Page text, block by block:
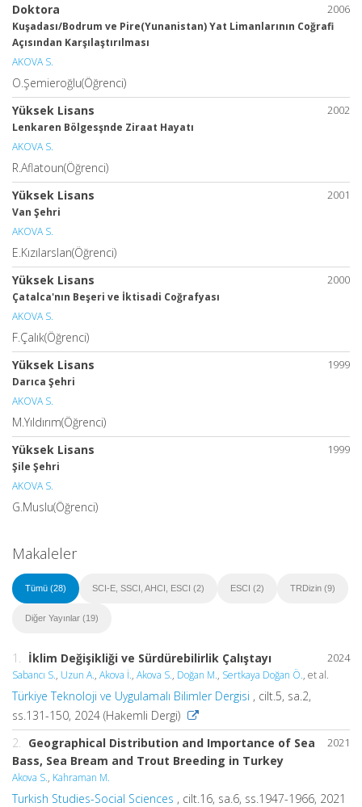
2006
Doktora
Kuşadası/Bodrum ve Pire(Yunanistan) Yat Limanlarının Coğrafi
Açısından Karşılaştırılması
AKOVA S.
O.Şemieroğlu(Öğrenci)
2002
Yüksek Lisans
Lenkaren Bölgesşnde Ziraat Hayatı
AKOVA S.
R.Aflatoun(Öğrenci)
2001
Yüksek Lisans
Van Şehri
AKOVA S.
E.Kızılarslan(Öğrenci)
2000
Yüksek Lisans
Çatalca'nın Beşeri ve İktisadi Coğrafyası
AKOVA S.
F.Çalık(Öğrenci)
1999
Yüksek Lisans
Darıca Şehri
AKOVA S.
M.Yıldırım(Öğrenci)
1999
Yüksek Lisans
Şile Şehri
AKOVA S.
G.Muslu(Öğrenci)
Makaleler
Tümü (28) SCI-E, SSCI, AHCI, ESCI (2) ESCI (2) TRDizin (9)
Diğer Yayınlar (19)
2024
1. İklim Değişikliği ve Sürdürebilirlik Çalıştayı
Sabancı S., Uzun A., Akova İ., Akova S., Doğan M., Sertkaya Doğan Ö., et al.
Türkiye Teknoloji ve Uygulamalı Bilimler Dergisi , cilt.5, sa.2,
ss.131-150, 2024 (Hakemli Dergi)
2021
2.
Geographical Distribution and Importance of Sea
Bass, Sea Bream and Trout Breeding in Turkey
Akova S., Kahraman M.
Turkish Studies-Social Sciences , cilt.16, sa.6, ss.1947-1966, 2021